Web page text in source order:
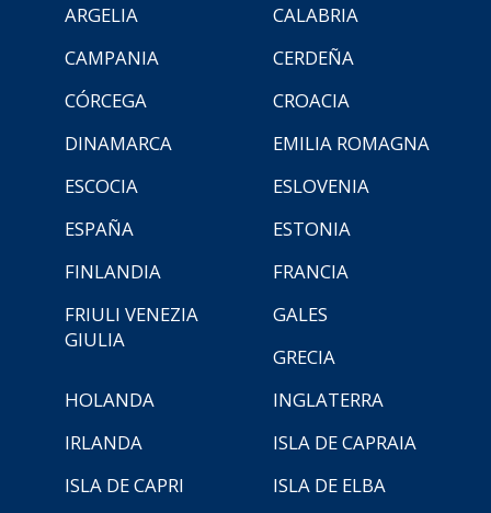
ARGELIA
CALABRIA
CAMPANIA
CERDEÑA
CÓRCEGA
CROACIA
DINAMARCA
EMILIA ROMAGNA
ESCOCIA
ESLOVENIA
ESPAÑA
ESTONIA
FINLANDIA
FRANCIA
FRIULI VENEZIA
GIULIA
GALES
GRECIA
HOLANDA
INGLATERRA
IRLANDA
ISLA DE CAPRAIA
ISLA DE CAPRI
ISLA DE ELBA